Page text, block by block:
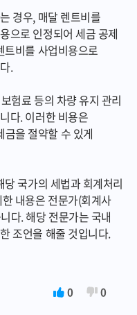
경우, 매달 렌트비를
으로 인정되어 세금 공제
트비를 사업비용으로
.
험료 등의 차량 유지 관리
다. 이러한 비용은
을 절약할 수 있게
국가의 세법과 회계처리
내용은 전문가(회계사
다. 해당 전문가는 국내
조언을 해줄 것입니다.
0 0